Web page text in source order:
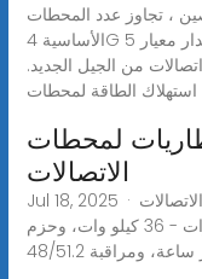
، تجاوز عدد المحطات
الأساسية 4G مليون. تم إصدار معيار 5G. يقوم المشغّلون الرئيسيون
من الجيل الجديد.
استهلاك الطاقة لمحطات
لمحطات
الاتصالات
Jul 18, 2025 · يوفر نظام تخزين البطارية لمحطات قاعدة الاتصالات
مصدر طاقة هجين بقوة 12 كيلو وات - 36 كيلو وات، وحزم LFP